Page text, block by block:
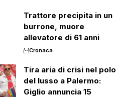
Trattore precipita in un
burrone, muore
allevatore di 61 anni
Cronaca
Tira aria di crisi nel polo
del lusso a Palermo:
Giglio annuncia 15